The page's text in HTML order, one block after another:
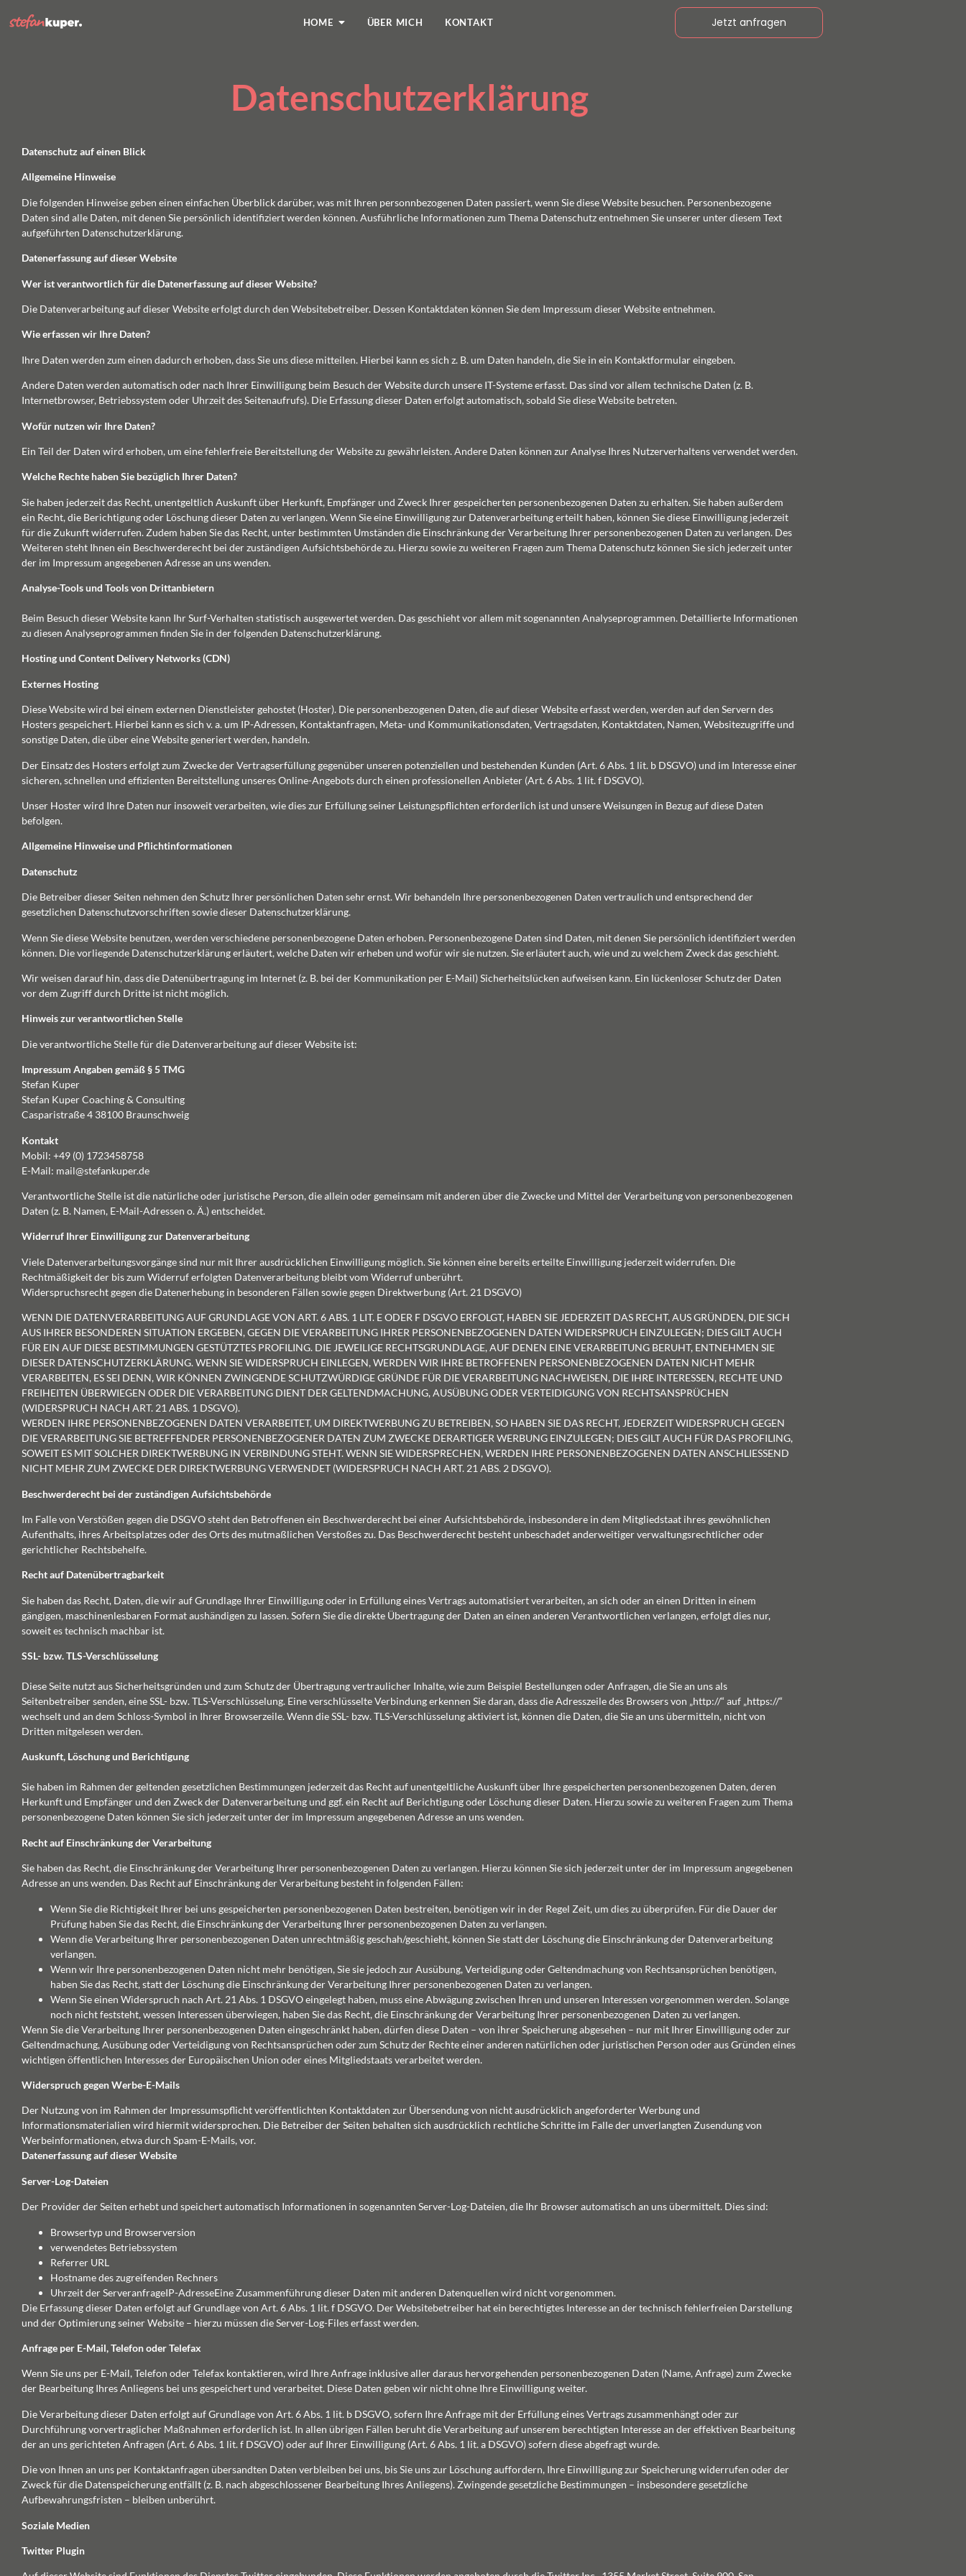
HOME ÜBER MICH KONTAKT Jetzt anfragen
Datenschutzerklärung
Datenschutz auf einen Blick
Allgemeine Hinweise
Die folgenden Hinweise geben einen einfachen Überblick darüber, was mit Ihren personnbezogenen Daten passiert, wenn Sie diese Website besuchen. Personenbezogene
Daten sind alle Daten, mit denen Sie persönlich identifiziert werden können. Ausführliche Informationen zum Thema Datenschutz entnehmen Sie unserer unter diesem Text
aufgeführten Datenschutzerklärung.
Datenerfassung auf dieser Website
Wer ist verantwortlich für die Datenerfassung auf dieser Website?
Die Datenverarbeitung auf dieser Website erfolgt durch den Websitebetreiber. Dessen Kontaktdaten können Sie dem Impressum dieser Website entnehmen.
Wie erfassen wir Ihre Daten?
Ihre Daten werden zum einen dadurch erhoben, dass Sie uns diese mitteilen. Hierbei kann es sich z. B. um Daten handeln, die Sie in ein Kontaktformular eingeben.
Andere Daten werden automatisch oder nach Ihrer Einwilligung beim Besuch der Website durch unsere IT-Systeme erfasst. Das sind vor allem technische Daten (z. B.
Internetbrowser, Betriebssystem oder Uhrzeit des Seitenaufrufs). Die Erfassung dieser Daten erfolgt automatisch, sobald Sie diese Website betreten.
Wofür nutzen wir Ihre Daten?
Ein Teil der Daten wird erhoben, um eine fehlerfreie Bereitstellung der Website zu gewährleisten. Andere Daten können zur Analyse Ihres Nutzerverhaltens verwendet werden.
Welche Rechte haben Sie bezüglich Ihrer Daten?
Sie haben jederzeit das Recht, unentgeltlich Auskunft über Herkunft, Empfänger und Zweck Ihrer gespeicherten personenbezogenen Daten zu erhalten. Sie haben außerdem
ein Recht, die Berichtigung oder Löschung dieser Daten zu verlangen. Wenn Sie eine Einwilligung zur Datenverarbeitung erteilt haben, können Sie diese Einwilligung jederzeit
für die Zukunft widerrufen. Zudem haben Sie das Recht, unter bestimmten Umständen die Einschränkung der Verarbeitung Ihrer personenbezogenen Daten zu verlangen. Des
Weiteren steht Ihnen ein Beschwerderecht bei der zuständigen Aufsichtsbehörde zu. Hierzu sowie zu weiteren Fragen zum Thema Datenschutz können Sie sich jederzeit unter
der im Impressum angegebenen Adresse an uns wenden.
Analyse-Tools und Tools von Dritt­anbietern
Beim Besuch dieser Website kann Ihr Surf-Verhalten statistisch ausgewertet werden. Das geschieht vor allem mit sogenannten Analyseprogrammen. Detaillierte Informationen
zu diesen Analyseprogrammen finden Sie in der folgenden Datenschutzerklärung.
Hosting und Content Delivery Networks (CDN)
Externes Hosting
Diese Website wird bei einem externen Dienstleister gehostet (Hoster). Die personenbezogenen Daten, die auf dieser Website erfasst werden, werden auf den Servern des
Hosters gespeichert. Hierbei kann es sich v. a. um IP-Adressen, Kontaktanfragen, Meta- und Kommunikationsdaten, Vertragsdaten, Kontaktdaten, Namen, Websitezugriffe und
sonstige Daten, die über eine Website generiert werden, handeln.
Der Einsatz des Hosters erfolgt zum Zwecke der Vertragserfüllung gegenüber unseren potenziellen und bestehenden Kunden (Art. 6 Abs. 1 lit. b DSGVO) und im Interesse einer
sicheren, schnellen und effizienten Bereitstellung unseres Online-Angebots durch einen professionellen Anbieter (Art. 6 Abs. 1 lit. f DSGVO).
Unser Hoster wird Ihre Daten nur insoweit verarbeiten, wie dies zur Erfüllung seiner Leistungspflichten erforderlich ist und unsere Weisungen in Bezug auf diese Daten
befolgen.
Allgemeine Hinweise und Pflicht­informationen
Datenschutz
Die Betreiber dieser Seiten nehmen den Schutz Ihrer persönlichen Daten sehr ernst. Wir behandeln Ihre personenbezogenen Daten vertraulich und entsprechend der
gesetzlichen Datenschutzvorschriften sowie dieser Datenschutzerklärung.
Wenn Sie diese Website benutzen, werden verschiedene personenbezogene Daten erhoben. Personenbezogene Daten sind Daten, mit denen Sie persönlich identifiziert werden
können. Die vorliegende Datenschutzerklärung erläutert, welche Daten wir erheben und wofür wir sie nutzen. Sie erläutert auch, wie und zu welchem Zweck das geschieht.
Wir weisen darauf hin, dass die Datenübertragung im Internet (z. B. bei der Kommunikation per E-Mail) Sicherheitslücken aufweisen kann. Ein lückenloser Schutz der Daten
vor dem Zugriff durch Dritte ist nicht möglich.
Hinweis zur verantwortlichen Stelle
Die verantwortliche Stelle für die Datenverarbeitung auf dieser Website ist:
Impressum Angaben gemäß § 5 TMG
Stefan Kuper
Stefan Kuper Coaching & Consulting
Casparistraße 4 38100 Braunschweig
Kontakt
Mobil: +49 (0) 1723458758
E-Mail: mail@stefankuper.de
Verantwortliche Stelle ist die natürliche oder juristische Person, die allein oder gemeinsam mit anderen über die Zwecke und Mittel der Verarbeitung von personenbezogenen
Daten (z. B. Namen, E-Mail-Adressen o. Ä.) entscheidet.
Widerruf Ihrer Einwilligung zur Datenverarbeitung
Viele Datenverarbeitungsvorgänge sind nur mit Ihrer ausdrücklichen Einwilligung möglich. Sie können eine bereits erteilte Einwilligung jederzeit widerrufen. Die
Rechtmäßigkeit der bis zum Widerruf erfolgten Datenverarbeitung bleibt vom Widerruf unberührt.
Widerspruchsrecht gegen die Datenerhebung in besonderen Fällen sowie gegen Direktwerbung (Art. 21 DSGVO)
WENN DIE DATENVERARBEITUNG AUF GRUNDLAGE VON ART. 6 ABS. 1 LIT. E ODER F DSGVO ERFOLGT, HABEN SIE JEDERZEIT DAS RECHT, AUS GRÜNDEN, DIE SICH
AUS IHRER BESONDEREN SITUATION ERGEBEN, GEGEN DIE VERARBEITUNG IHRER PERSONENBEZOGENEN DATEN WIDERSPRUCH EINZULEGEN; DIES GILT AUCH
FÜR EIN AUF DIESE BESTIMMUNGEN GESTÜTZTES PROFILING. DIE JEWEILIGE RECHTSGRUNDLAGE, AUF DENEN EINE VERARBEITUNG BERUHT, ENTNEHMEN SIE
DIESER DATENSCHUTZERKLÄRUNG. WENN SIE WIDERSPRUCH EINLEGEN, WERDEN WIR IHRE BETROFFENEN PERSONENBEZOGENEN DATEN NICHT MEHR
VERARBEITEN, ES SEI DENN, WIR KÖNNEN ZWINGENDE SCHUTZWÜRDIGE GRÜNDE FÜR DIE VERARBEITUNG NACHWEISEN, DIE IHRE INTERESSEN, RECHTE UND
FREIHEITEN ÜBERWIEGEN ODER DIE VERARBEITUNG DIENT DER GELTENDMACHUNG, AUSÜBUNG ODER VERTEIDIGUNG VON RECHTSANSPRÜCHEN
(WIDERSPRUCH NACH ART. 21 ABS. 1 DSGVO).
WERDEN IHRE PERSONENBEZOGENEN DATEN VERARBEITET, UM DIREKTWERBUNG ZU BETREIBEN, SO HABEN SIE DAS RECHT, JEDERZEIT WIDERSPRUCH GEGEN
DIE VERARBEITUNG SIE BETREFFENDER PERSONENBEZOGENER DATEN ZUM ZWECKE DERARTIGER WERBUNG EINZULEGEN; DIES GILT AUCH FÜR DAS PROFILING,
SOWEIT ES MIT SOLCHER DIREKTWERBUNG IN VERBINDUNG STEHT. WENN SIE WIDERSPRECHEN, WERDEN IHRE PERSONENBEZOGENEN DATEN ANSCHLIESSEND
NICHT MEHR ZUM ZWECKE DER DIREKTWERBUNG VERWENDET (WIDERSPRUCH NACH ART. 21 ABS. 2 DSGVO).
Beschwerde­recht bei der zuständigen Aufsichts­behörde
Im Falle von Verstößen gegen die DSGVO steht den Betroffenen ein Beschwerderecht bei einer Aufsichtsbehörde, insbesondere in dem Mitgliedstaat ihres gewöhnlichen
Aufenthalts, ihres Arbeitsplatzes oder des Orts des mutmaßlichen Verstoßes zu. Das Beschwerderecht besteht unbeschadet anderweitiger verwaltungsrechtlicher oder
gerichtlicher Rechtsbehelfe.
Recht auf Daten­übertrag­barkeit
Sie haben das Recht, Daten, die wir auf Grundlage Ihrer Einwilligung oder in Erfüllung eines Vertrags automatisiert verarbeiten, an sich oder an einen Dritten in einem
gängigen, maschinenlesbaren Format aushändigen zu lassen. Sofern Sie die direkte Übertragung der Daten an einen anderen Verantwortlichen verlangen, erfolgt dies nur,
soweit es technisch machbar ist.
SSL- bzw. TLS-Verschlüsselung
Diese Seite nutzt aus Sicherheitsgründen und zum Schutz der Übertragung vertraulicher Inhalte, wie zum Beispiel Bestellungen oder Anfragen, die Sie an uns als
Seitenbetreiber senden, eine SSL- bzw. TLS-Verschlüsselung. Eine verschlüsselte Verbindung erkennen Sie daran, dass die Adresszeile des Browsers von „http://“ auf „https://“
wechselt und an dem Schloss-Symbol in Ihrer Browserzeile. Wenn die SSL- bzw. TLS-Verschlüsselung aktiviert ist, können die Daten, die Sie an uns übermitteln, nicht von
Dritten mitgelesen werden.
Auskunft, Löschung und Berichtigung
Sie haben im Rahmen der geltenden gesetzlichen Bestimmungen jederzeit das Recht auf unentgeltliche Auskunft über Ihre gespeicherten personenbezogenen Daten, deren
Herkunft und Empfänger und den Zweck der Datenverarbeitung und ggf. ein Recht auf Berichtigung oder Löschung dieser Daten. Hierzu sowie zu weiteren Fragen zum Thema
personenbezogene Daten können Sie sich jederzeit unter der im Impressum angegebenen Adresse an uns wenden.
Recht auf Einschränkung der Verarbeitung
Sie haben das Recht, die Einschränkung der Verarbeitung Ihrer personenbezogenen Daten zu verlangen. Hierzu können Sie sich jederzeit unter der im Impressum angegebenen
Adresse an uns wenden. Das Recht auf Einschränkung der Verarbeitung besteht in folgenden Fällen:
Wenn Sie die Richtigkeit Ihrer bei uns gespeicherten personenbezogenen Daten bestreiten, benötigen wir in der Regel Zeit, um dies zu überprüfen. Für die Dauer der
Prüfung haben Sie das Recht, die Einschränkung der Verarbeitung Ihrer personenbezogenen Daten zu verlangen.
Wenn die Verarbeitung Ihrer personenbezogenen Daten unrechtmäßig geschah/geschieht, können Sie statt der Löschung die Einschränkung der Datenverarbeitung
verlangen.
Wenn wir Ihre personenbezogenen Daten nicht mehr benötigen, Sie sie jedoch zur Ausübung, Verteidigung oder Geltendmachung von Rechtsansprüchen benötigen,
haben Sie das Recht, statt der Löschung die Einschränkung der Verarbeitung Ihrer personenbezogenen Daten zu verlangen.
Wenn Sie einen Widerspruch nach Art. 21 Abs. 1 DSGVO eingelegt haben, muss eine Abwägung zwischen Ihren und unseren Interessen vorgenommen werden. Solange
noch nicht feststeht, wessen Interessen überwiegen, haben Sie das Recht, die Einschränkung der Verarbeitung Ihrer personenbezogenen Daten zu verlangen.
Wenn Sie die Verarbeitung Ihrer personenbezogenen Daten eingeschränkt haben, dürfen diese Daten – von ihrer Speicherung abgesehen – nur mit Ihrer Einwilligung oder zur
Geltendmachung, Ausübung oder Verteidigung von Rechtsansprüchen oder zum Schutz der Rechte einer anderen natürlichen oder juristischen Person oder aus Gründen eines
wichtigen öffentlichen Interesses der Europäischen Union oder eines Mitgliedstaats verarbeitet werden.
Widerspruch gegen Werbe-E-Mails
Der Nutzung von im Rahmen der Impressumspflicht veröffentlichten Kontaktdaten zur Übersendung von nicht ausdrücklich angeforderter Werbung und
Informationsmaterialien wird hiermit widersprochen. Die Betreiber der Seiten behalten sich ausdrücklich rechtliche Schritte im Falle der unverlangten Zusendung von
Werbeinformationen, etwa durch Spam-E-Mails, vor.
Datenerfassung auf dieser Website
Server-Log-Dateien
Der Provider der Seiten erhebt und speichert automatisch Informationen in sogenannten Server-Log-Dateien, die Ihr Browser automatisch an uns übermittelt. Dies sind:
Browsertyp und Browserversion
verwendetes Betriebssystem
Referrer URL
Hostname des zugreifenden Rechners
Uhrzeit der ServeranfrageIP-AdresseEine Zusammenführung dieser Daten mit anderen Datenquellen wird nicht vorgenommen.
Die Erfassung dieser Daten erfolgt auf Grundlage von Art. 6 Abs. 1 lit. f DSGVO. Der Websitebetreiber hat ein berechtigtes Interesse an der technisch fehlerfreien Darstellung
und der Optimierung seiner Website – hierzu müssen die Server-Log-Files erfasst werden.
Anfrage per E-Mail, Telefon oder Telefax
Wenn Sie uns per E-Mail, Telefon oder Telefax kontaktieren, wird Ihre Anfrage inklusive aller daraus hervorgehenden personenbezogenen Daten (Name, Anfrage) zum Zwecke
der Bearbeitung Ihres Anliegens bei uns gespeichert und verarbeitet. Diese Daten geben wir nicht ohne Ihre Einwilligung weiter.
Die Verarbeitung dieser Daten erfolgt auf Grundlage von Art. 6 Abs. 1 lit. b DSGVO, sofern Ihre Anfrage mit der Erfüllung eines Vertrags zusammenhängt oder zur
Durchführung vorvertraglicher Maßnahmen erforderlich ist. In allen übrigen Fällen beruht die Verarbeitung auf unserem berechtigten Interesse an der effektiven Bearbeitung
der an uns gerichteten Anfragen (Art. 6 Abs. 1 lit. f DSGVO) oder auf Ihrer Einwilligung (Art. 6 Abs. 1 lit. a DSGVO) sofern diese abgefragt wurde.
Die von Ihnen an uns per Kontaktanfragen übersandten Daten verbleiben bei uns, bis Sie uns zur Löschung auffordern, Ihre Einwilligung zur Speicherung widerrufen oder der
Zweck für die Datenspeicherung entfällt (z. B. nach abgeschlossener Bearbeitung Ihres Anliegens). Zwingende gesetzliche Bestimmungen – insbesondere gesetzliche
Aufbewahrungsfristen – bleiben unberührt.
Soziale Medien
Twitter Plugin